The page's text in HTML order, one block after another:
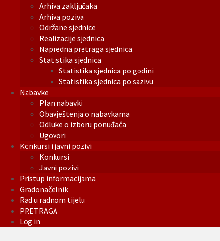
Arhiva zaključaka
Arhiva poziva
Održane sjednice
Realizacije sjednica
Napredna pretraga sjednica
Statistika sjednica
Statistika sjednica po godini
Statistika sjednica po sazivu
Nabavke
Plan nabavki
Obavještenja o nabavkama
Odluke o izboru ponuđača
Ugovori
Konkursi i javni pozivi
Konkursi
Javni pozivi
Pristup informacijama
Gradonačelnik
Rad u radnom tijelu
PRETRAGA
Log in